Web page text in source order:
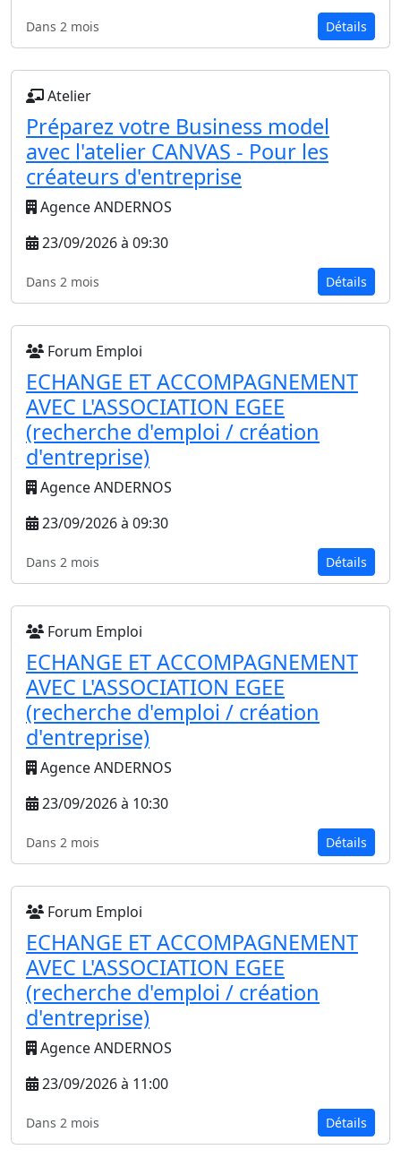
Dans 2 mois Détails
Atelier
Préparez votre Business model
avec l'atelier CANVAS - Pour les
créateurs d'entreprise
Agence ANDERNOS
23/09/2026 à 09:30
Dans 2 mois Détails
Forum Emploi
ECHANGE ET ACCOMPAGNEMENT
AVEC L'ASSOCIATION EGEE
(recherche d'emploi / création
d'entreprise)
Agence ANDERNOS
23/09/2026 à 09:30
Dans 2 mois Détails
Forum Emploi
ECHANGE ET ACCOMPAGNEMENT
AVEC L'ASSOCIATION EGEE
(recherche d'emploi / création
d'entreprise)
Agence ANDERNOS
23/09/2026 à 10:30
Dans 2 mois Détails
Forum Emploi
ECHANGE ET ACCOMPAGNEMENT
AVEC L'ASSOCIATION EGEE
(recherche d'emploi / création
d'entreprise)
Agence ANDERNOS
23/09/2026 à 11:00
Dans 2 mois Détails